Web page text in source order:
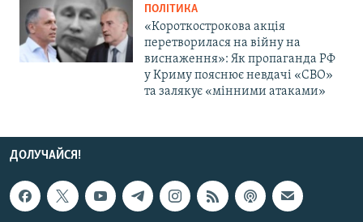
ПОЛІТИКА
«Короткострокова акція
перетворилася на війну на
виснаження»: Як пропаганда РФ
у Криму пояснює невдачі «СВО»
та залякує «мінними атаками»
ДОЛУЧАЙСЯ!